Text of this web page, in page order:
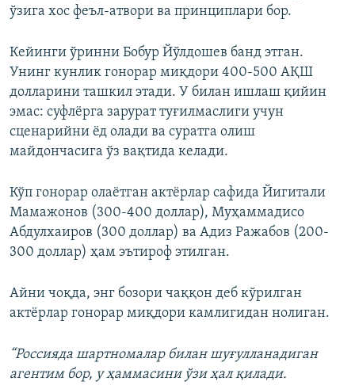
ўзига хос феъл-атвори ва принциплари бор.
Кейинги ўринни Бобур Йўлдошев банд этган.
Унинг кунлик гонорар миқдори 400-500 АҚШ
долларини ташкил этади. У билан ишлаш қийин
эмас: суфлёрга зарурат туғилмаслиги учун
сценарийни ёд олади ва суратга олиш
майдончасига ўз вақтида келади.
Кўп гонорар олаётган актёрлар сафида Йигитали
Мамажонов (300-400 доллар), Муҳаммадисо
Абдулхаиров (300 доллар) ва Адиз Ражабов (200-
300 доллар) ҳам эътироф этилган.
Айни чоқда, энг бозори чаққон деб кўрилган
актёрлар гонорар миқдори камлигидан нолиган.
“Россияда шартномалар билан шуғулланадиган
агентим бор, у ҳаммасини ўзи ҳал қилади.